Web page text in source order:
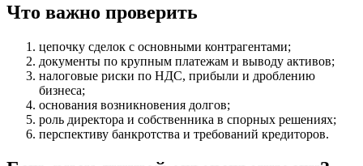
Что важно проверить
цепочку сделок с основными контрагентами;
документы по крупным платежам и выводу активов;
налоговые риски по НДС, прибыли и дроблению
бизнеса;
основания возникновения долгов;
роль директора и собственника в спорных решениях;
перспективу банкротства и требований кредиторов.